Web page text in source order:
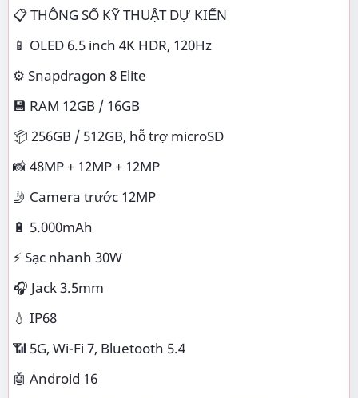
📋 THÔNG SỐ KỸ THUẬT DỰ KIẾN
📱 OLED 6.5 inch 4K HDR, 120Hz
⚙️ Snapdragon 8 Elite
💾 RAM 12GB / 16GB
📦 256GB / 512GB, hỗ trợ microSD
📸 48MP + 12MP + 12MP
🤳 Camera trước 12MP
🔋 5.000mAh
⚡ Sạc nhanh 30W
🎧 Jack 3.5mm
💧 IP68
📶 5G, Wi-Fi 7, Bluetooth 5.4
🤖 Android 16